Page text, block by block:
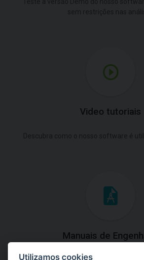
Video tutoriais
Manuais de
Utilizamos cookies